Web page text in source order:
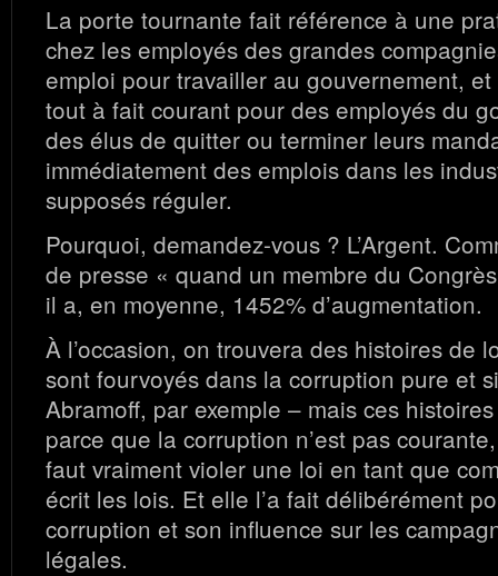
La porte tournante fait référence à une
chez les employés des grandes
emploi pour travailler au gouvernement,
tout à fait courant pour des employés du
des élus de quitter ou terminer leurs
immédiatement des emplois dans les
supposés réguler.
Pourquoi, demandez-vous ? L’Argent.
de presse « quand un membre du
il a, en moyenne, 1452% d’augmentation.
À l’occasion, on trouvera des histoires de
sont fourvoyés dans la corruption pure et
Abramoff, par exemple – mais ces
parce que la corruption n’est pas
faut vraiment violer une loi en tant que
écrit les lois. Et elle l’a fait délibérément
corruption et son influence sur les
légales.